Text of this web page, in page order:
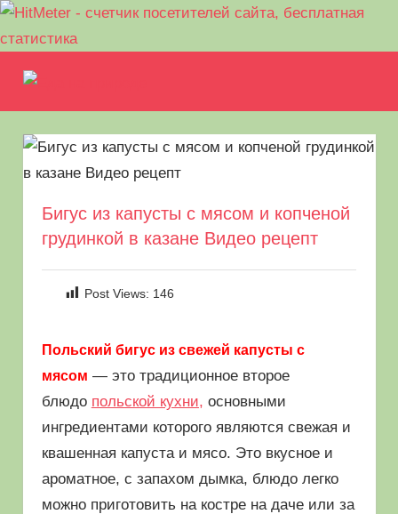
содержимому
пикника.
приготовить
природе
кроме
Бигус из капусты с мясом и копченой
грудинкой в казане Видео рецепт
Post Views: 146
Польский бигус из свежей капусты с
мясом — это традиционное второе
блюдо польской кухни, основными
ингредиентами которого являются свежая и
квашенная капуста и мясо. Это вкусное и
ароматное, с запахом дымка, блюдо легко
можно приготовить на костре на даче или за